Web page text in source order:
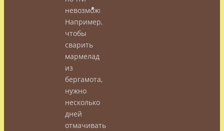
невозможно.
Например,
чтобы
сварить
мармелад
из
бергамота,
нужно
несколько
дней
отмачивать